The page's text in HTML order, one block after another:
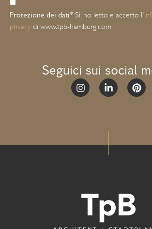
Protezione dei dati* Sì, ho letto e accetto l'
privacy di www.tpb-hamburg.com.
Alternative:Seguici sui social